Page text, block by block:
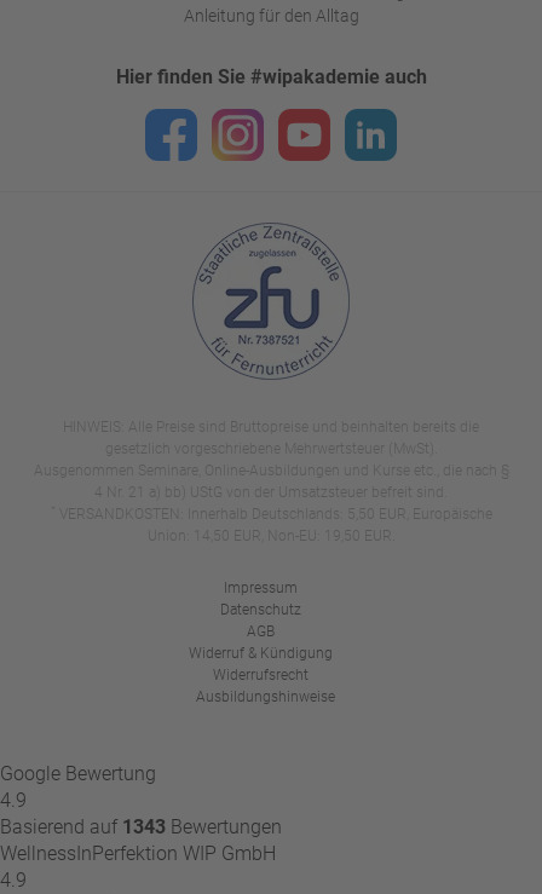
Anleitung für den Alltag
Hier finden Sie #wipakademie auch
HINWEIS: Alle Preise sind Bruttopreise und beinhalten bereits die
gesetzlich vorgeschriebene Mehrwertsteuer (MwSt).
Ausgenommen Seminare, Online-Ausbildungen und Kurse etc., die nach §
4 Nr. 21 a) bb) UStG von der Umsatzsteuer befreit sind.
VERSANDKOSTEN: Innerhalb Deutschlands: 5,50 EUR, Europäische
Union: 14,50 EUR, Non-EU: 19,50 EUR.
Impressum
Datenschutz
AGB
Widerruf & Kündigung
Widerrufsrecht
Ausbildungshinweise
Google Bewertung
4.9
Basierend auf 1343 Bewertungen
WellnessInPerfektion WIP GmbH
4.9